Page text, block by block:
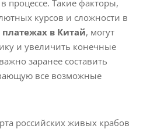
процессе. Такие факторы,
курсов и сложности в
в Китай, могут
и увеличить конечные
заранее составить
все возможные
российских живых крабов